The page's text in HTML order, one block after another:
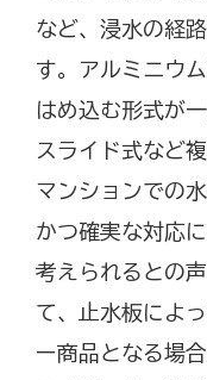
など、浸水の経
す。アルミニウ
はめ込む形式が
スライド式など
マンションでの
かつ確実な対応
考えられるとの
て、止水板によ
ー商品となる場